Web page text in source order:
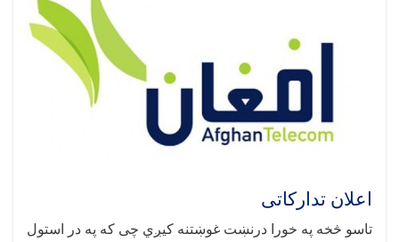
اعلان تدارکاتی
تاسو څخه په خورا درنښت غوښتنه کیږي چی که په در استول